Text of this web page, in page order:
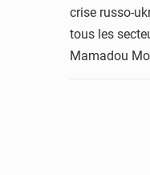
crise russo-
tous les
Mamadou